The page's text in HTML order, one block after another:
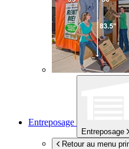
Entreposage
Entreposage
Retour au menu